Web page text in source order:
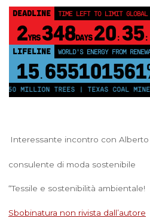
DEADLINE TIME LEFT TO LIMIT GLOBAL
2YRS 348DAYS 20: 35:
LIFELINE WORLD'S ENERGY FROM
15.
250 MILLION TREES | TEXAS COAL
Interessante incontro con Alberto
consulente di moda sostenibile
“Tessile e sostenibilità ambientale!
Sbobinatura non rivista dall’autore